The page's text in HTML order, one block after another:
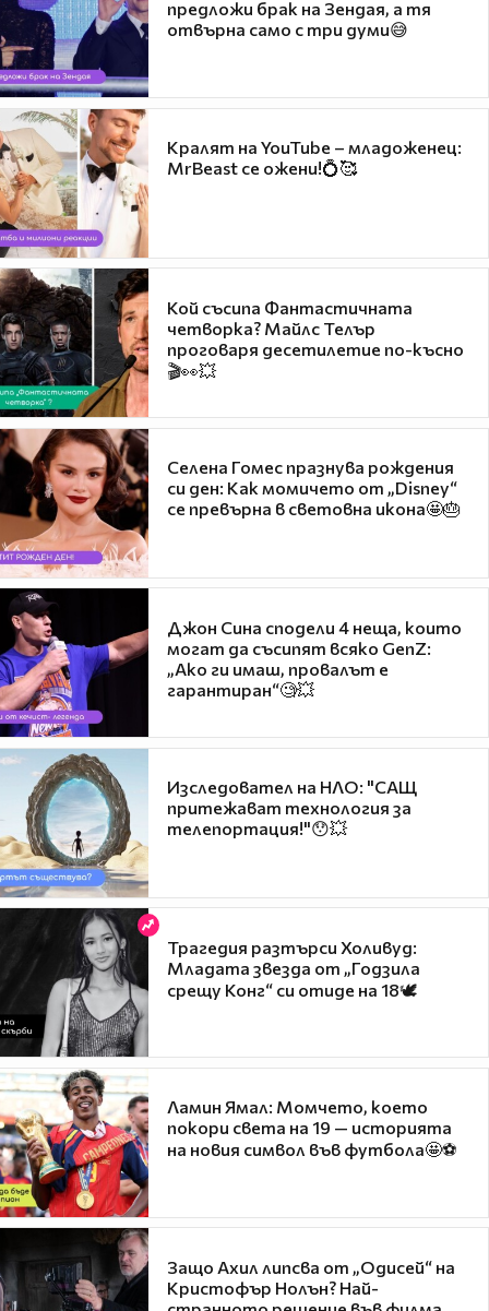
предложи брак на Зендая, а тя
отвърна само с три думи😅
Кралят на YouTube – младоженец:
MrBeast се ожени!💍🥰
Кой съсипа Фантастичната
четворка? Майлс Телър
проговаря десетилетие по-късно
🎬👀💥
Селена Гомес празнува рождения
си ден: Как момичето от „Disney“
се превърна в световна икона🤩🎂
Джон Сина сподели 4 неща, които
могат да съсипят всяко GenZ:
„Ако ги имаш, провалът е
гарантиран“🧐💥
Изследовател на НЛО: "САЩ
притежават технология за
телепортация!"😯💥
Трагедия разтърси Холивуд:
Младата звезда от „Годзила
срещу Конг“ си отиде на 18🕊️
Ламин Ямал: Момчето, което
покори света на 19 — историята
на новия символ във футбола🤩⚽
Защо Ахил липсва от „Одисей“ на
Кристофър Нолън? Най-